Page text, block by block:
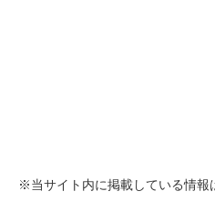
※当サイト内に掲載している情報